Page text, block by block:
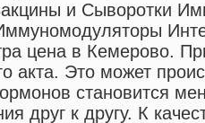
и Сыворотки
цена в Кемерово.
акта. Это может
становится
друг к другу. К